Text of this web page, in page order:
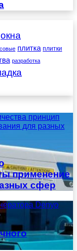
окна
плитка плитки
разработка
принцип
для разных
применение
сфер
Denyo